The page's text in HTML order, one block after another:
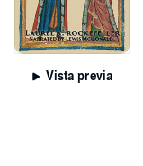
Vista previa